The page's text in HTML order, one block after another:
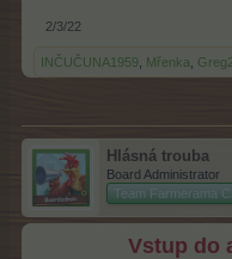
2/3/22
INČUČUNA1959 Mřenka
Hlásná trouba
Board Administrator
Team Farmerama
Vstup do